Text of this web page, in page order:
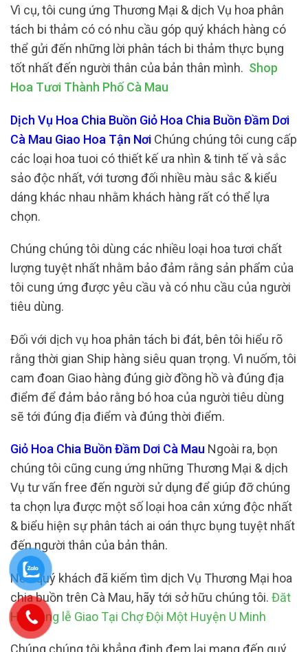
Vì cụ, tôi cung ứng Thương Mại & dịch Vụ hoa phân
tách bi thảm có có nhu cầu góp quý khách hàng có
thể gửi đến những lời phân tách bi thảm thực bụng
tốt nhất đến người thân của bản thân mình. Shop
Hoa Tươi Thành Phố Cà Mau
Dịch Vụ Hoa Chia Buồn Giỏ Hoa Chia Buồn Đầm Dơi
Cà Mau Giao Hoa Tận Nơi Chúng chúng tôi cung cấp
các loại hoa tuoi có thiết kế ưa nhìn & tinh tế và sắc
sảo độc nhất, với tương đối nhiều màu sắc & kiểu
dáng khác nhau nhằm khách hàng rất có thể lựa
chọn.
Chúng chúng tôi dùng các nhiều loại hoa tươi chất
lượng tuyệt nhất nhằm bảo đảm rằng sản phẩm của
tôi cung ứng được yêu cầu và có nhu cầu của người
tiêu dùng.
Đối với dịch vụ hoa phân tách bi đát, bên tôi hiểu rõ
rằng thời gian Ship hàng siêu quan trọng. Vì nuốm, tôi
cam đoan Giao hàng đúng giờ đồng hồ và đúng địa
điểm để đảm bảo rằng bó hoa của người tiêu dùng
sẽ tới đúng địa điểm và đúng thời điểm.
Giỏ Hoa Chia Buồn Đầm Dơi Cà Mau Ngoài ra, bọn
chúng tôi cũng cung ứng những Thương Mại & dịch
Vụ tư vấn free đến người sử dụng để giúp đỡ chúng
ta chọn lựa được một số loại hoa cân xứng độc nhất
& biểu hiện sự phân tách ai oán thực bụng tuyệt nhất
đến người thân của bản thân.
Nếu quý khách đã kiếm tìm dịch Vụ Thương Mại hoa
chia buồn trên Cà Mau, hãy tới sở hữu chúng tôi. Đăt
Hoa tang lễ Giao Tại Chợ Đội Một Huyện U Minh
Chúng chúng tôi khẳng định đem lại mang đến quý